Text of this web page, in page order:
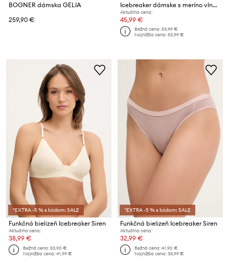
BOGNER dámska GELIA
259,90 €
Icebreaker dámske s meríno vlnou Racerback
Aktuálna cena:
45,99 €
Bežná cena:53,99 €
Najnižšia cena:53,99 €
*EXTRA -5 % s kódom: SALE
Funkčná bielizeň Icebreaker Siren
Aktuálna cena:
38,99 €
Bežná cena:53,90 €
Najnižšia cena:41,99 €
*EXTRA -5 % s kódom: SALE
Funkčná bielizeň Icebreaker Siren
Aktuálna cena:
32,99 €
Bežná cena:41,90 €
Najnižšia cena:33,99 €